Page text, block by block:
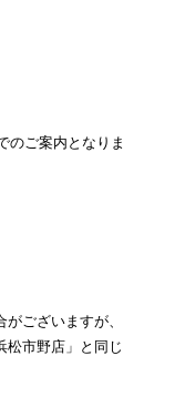
のご案内となりま
ございますが、
松市野店」と同じ